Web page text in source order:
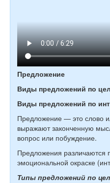
Предложение
Виды предложений по
Виды предложений по
Предложение — это слово
выражают законченную
вопрос или побуждение.
Предложения различаются
эмоциональной окраске
Типы предложений по